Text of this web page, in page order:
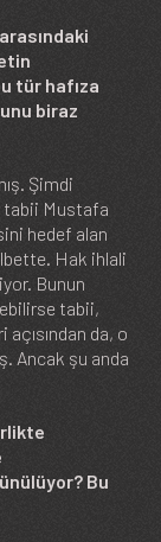
tür hafıza
biraz
Şimdi
tabii Mustafa
hedef alan
Hak ihlali
Bunun
tabii,
açısından da, o
Ancak şu anda
Bu